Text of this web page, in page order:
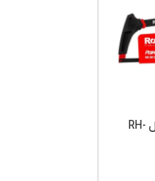
کمان اره رونیکس مدل RH-